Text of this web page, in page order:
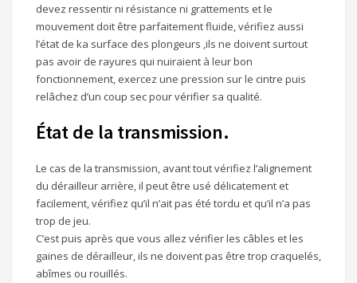
devez ressentir ni résistance ni grattements et le
mouvement doit être parfaitement fluide, vérifiez aussi
l’état de ka surface des plongeurs ,ils ne doivent surtout
pas avoir de rayures qui nuiraient à leur bon
fonctionnement, exercez une pression sur le cintre puis
relâchez d’un coup sec pour vérifier sa qualité.
État de la transmission.
Le cas de la transmission, avant tout vérifiez l’alignement
du dérailleur arrière, il peut être usé délicatement et
facilement, vérifiez qu’il n’ait pas été tordu et qu’il n’a pas
trop de jeu.
C’est puis après que vous allez vérifier les câbles et les
gaines de dérailleur, ils ne doivent pas être trop craquelés,
abîmes ou rouillés.